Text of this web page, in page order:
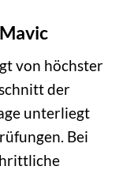
von höchster
der
unterliegt
Bei